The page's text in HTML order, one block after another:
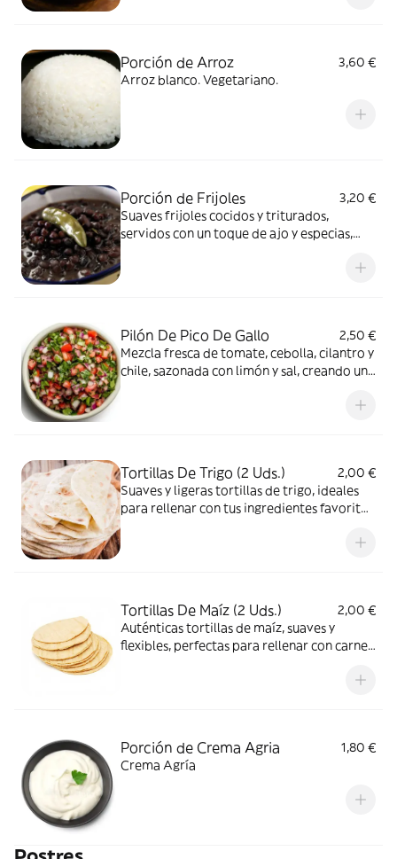
Porción de Arroz
3,60 €
Arroz blanco. Vegetariano.
Porción de Frijoles
3,20 €
Suaves frijoles cocidos y triturados,
servidos con un toque de ajo y especias,
Pilón De Pico De Gallo
2,50 €
Mezcla fresca de tomate, cebolla, cilantro y
chile, sazonada con limón y sal, creando una
Tortillas De Trigo (2 Uds.)
2,00 €
Suaves y ligeras tortillas de trigo, ideales
para rellenar con tus ingredientes favoritos
ofreciendo una opción versátil y deliciosa
Tortillas De Maíz (2 Uds.)
2,00 €
Auténticas tortillas de maíz, suaves y
flexibles, perfectas para rellenar con carnes,
Porción de Crema Agria
1,80 €
Crema Agría